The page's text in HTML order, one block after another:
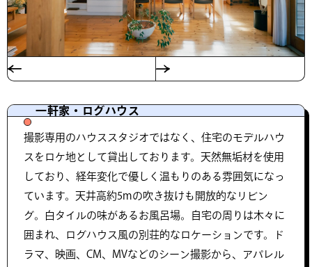
一軒家・ログハウス
撮影専用のハウススタジオではなく、住宅のモデルハウ
スをロケ地として貸出しております。天然無垢材を使用
しており、経年変化で優しく温もりのある雰囲気になっ
ています。天井高約5mの吹き抜けも開放的なリビン
グ。白タイルの味があるお風呂場。自宅の周りは木々に
囲まれ、ログハウス風の別荘的なロケーションです。ド
ラマ、映画、CM、MVなどのシーン撮影から、アパレル